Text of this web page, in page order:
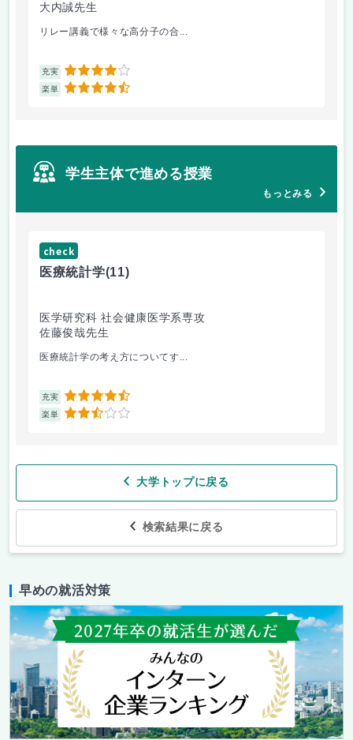
大内誠先生
リレー講義で様々な高分子の合...
充実 4
楽単 4.5
学生主体で進める授業
もっとみる
check
医療統計学(11)
医学研究科 社会健康医学系専攻
佐藤俊哉先生
医療統計学の考え方についてす...
充実 4.5
楽単 2.5
大学トップに戻る
検索結果に戻る
早めの就活対策